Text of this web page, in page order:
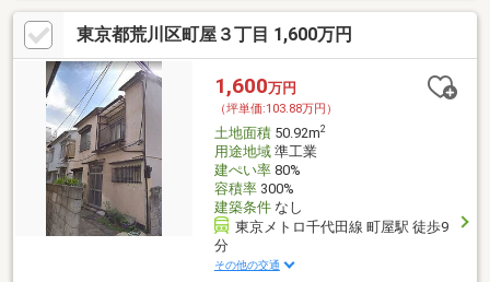
東京都荒川区町屋３丁目 1,600万円
1,600万円
（坪単価:103.88万円）
土地面積50.92m2
用途地域準工業
建ぺい率80%
容積率300%
建築条件なし
東京メトロ千代田線 町屋駅 徒歩9
分
その他の交通